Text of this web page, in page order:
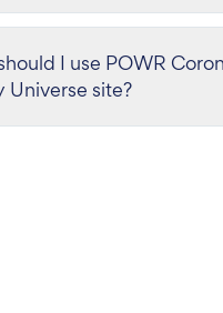
I use POWR
Universe site?